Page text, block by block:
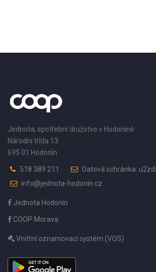
Jednota, spotřební družstvo v Hodoníně
Národní třída 13
695 01 Hodonín
518 389 211
Datová schránka:
info@jednota-hodonin.cz
Jednota Hodonín
COOP Morava
Vnitřní oznamovací systém (VOS)